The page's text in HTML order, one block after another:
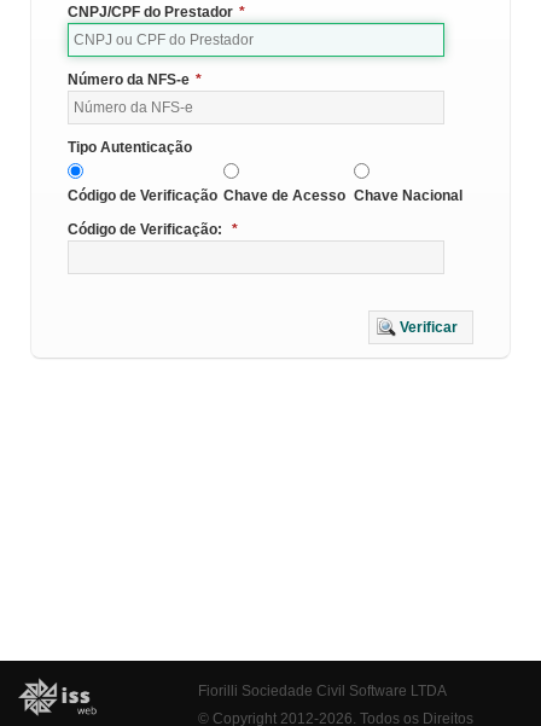
CNPJ/CPF do Prestador *
Número da NFS-e *
Tipo Autenticação
Código de Verificação Chave de Acesso Chave Nacional
Código de Verificação:
*
Verificar
Fiorilli Sociedade Civil Software LTDA
© Copyright 2012-2026. Todos os Direitos